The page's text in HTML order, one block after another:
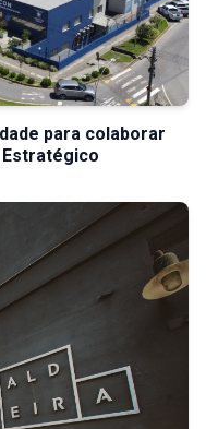
para colaborar